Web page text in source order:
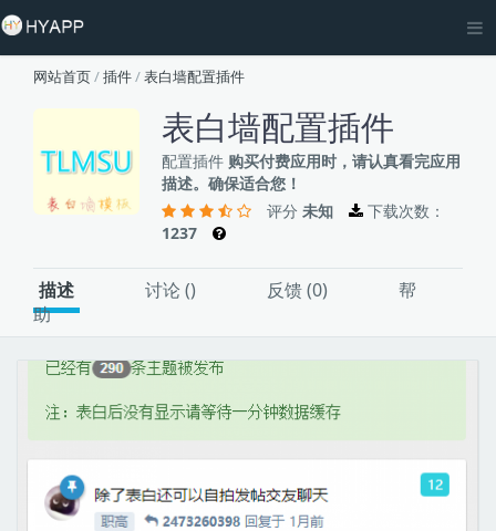
网站首页/插件/表白墙配置插件
表白墙配置插件
配置插件 购买付费应用时，请认真看完应用
描述。确保适合您！
评分 未知
下载次数：
1237
描述 讨论 () 反馈 (0)
帮
助